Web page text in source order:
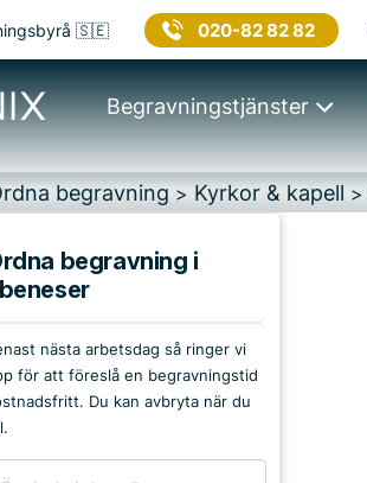
🇸🇪 020-82 82 82
Begravningstjänster
begravning > Kyrkor & kapell >
& kapell
begravning i
nästa arbetsdag så ringer vi
för att föreslå en begravningstid
Du kan avbryta när du